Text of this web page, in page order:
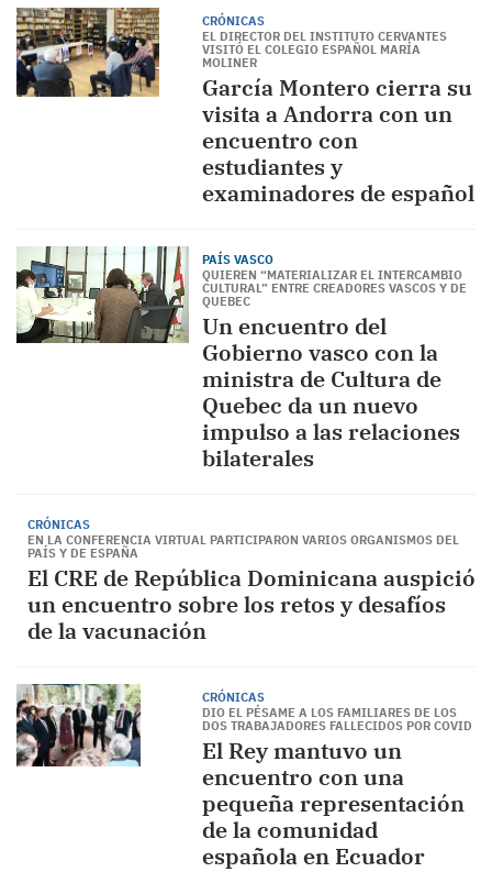
CRÓNICAS
EL DIRECTOR DEL INSTITUTO CERVANTES
VISITÓ EL COLEGIO ESPAÑOL MARÍA
MOLINER
García Montero cierra su
visita a Andorra con un
encuentro con
estudiantes y
examinadores de español
PAÍS VASCO
QUIEREN “MATERIALIZAR EL INTERCAMBIO
CULTURAL” ENTRE CREADORES VASCOS Y DE
QUEBEC
Un encuentro del
Gobierno vasco con la
ministra de Cultura de
Quebec da un nuevo
impulso a las relaciones
bilaterales
CRÓNICAS
EN LA CONFERENCIA VIRTUAL PARTICIPARON VARIOS ORGANISMOS DEL
PAÍS Y DE ESPAÑA
El CRE de República Dominicana auspició
un encuentro sobre los retos y desafíos
de la vacunación
CRÓNICAS
DIO EL PÉSAME A LOS FAMILIARES DE LOS
DOS TRABAJADORES FALLECIDOS POR COVID
El Rey mantuvo un
encuentro con una
pequeña representación
de la comunidad
española en Ecuador